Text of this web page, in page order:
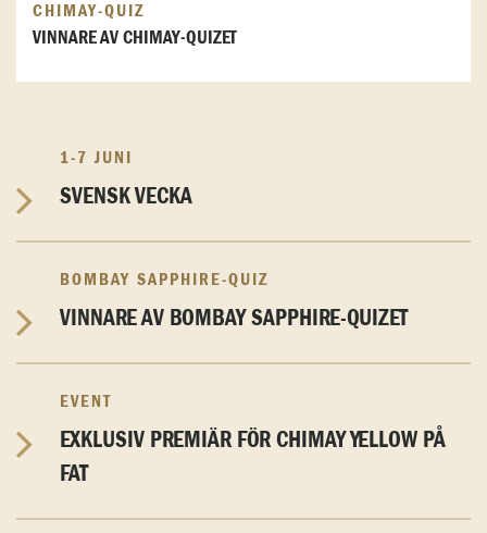
CHIMAY-QUIZ
VINNARE AV CHIMAY-QUIZET
1-7 JUNI
SVENSK VECKA
BOMBAY SAPPHIRE-QUIZ
VINNARE AV BOMBAY SAPPHIRE-QUIZET
EVENT
EXKLUSIV PREMIÄR FÖR CHIMAY YELLOW PÅ
FAT